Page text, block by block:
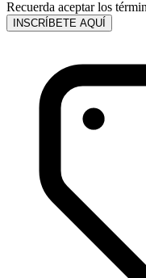
Recuerda aceptar los
INSCRÍBETE AQUÍ